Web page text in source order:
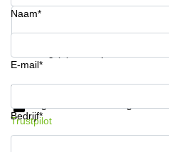
in
Hengelo
Huren in
Nijmegen
Naam*
E-mail*
Bedrijf*
Krijg informatie en prijzen
Trustpilot